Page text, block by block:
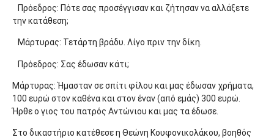
Πρόεδρος: Πότε σας προσέγγισαν και ζήτησαν να αλλάξετε
την κατάθεση;
Μάρτυρας: Τετάρτη βράδυ. Λίγο πριν την δίκη.
Πρόεδρος: Σας έδωσαν κάτι;
Μάρτυρας: Ήμασταν σε σπίτι φίλου και μας έδωσαν χρήματα,
100 ευρώ στον καθένα και στον έναν (από εμάς) 300 ευρώ.
Ήρθε ο γιος του πατρός Αντώνιου και μας τα έδωσε.
Στο δικαστήριο κατέθεσε η Θεώνη Κουφονικολάκου, βοηθός